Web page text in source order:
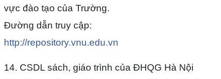
vực đào tạo của Trường.
Đường dẫn truy cập:
http://repository.vnu.edu.vn
14. CSDL sách, giáo trình của ĐHQG Hà Nội